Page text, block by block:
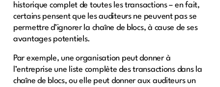
historique complet de toutes les transactions – en fait,
certains pensent que les auditeurs ne peuvent pas se
permettre d’ignorer la chaîne de blocs, à cause de ses
avantages potentiels.
Par exemple, une organisation peut donner à
l’entreprise une liste complète des transactions dans la
chaîne de blocs, ou elle peut donner aux auditeurs un